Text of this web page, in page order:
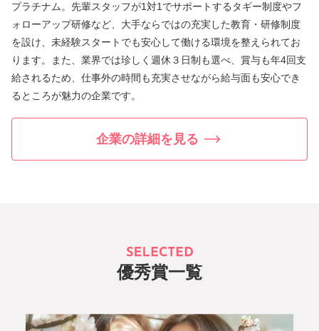
プラチナム。先輩スタッフが1対1でサポートするタギー制度やフ
ォローアップ研修など、大手ならではの充実した教育・研修制度
を設け、未経験スタートでも安心して働ける環境を整えられてお
ります。また、業界では珍しく週休３日制も選べ、賞与も年4回支
給されるため、仕事外の時間も充実させながら給与面も安心でき
るところが魅力の企業です。
企業の詳細を見る
優秀賞一覧